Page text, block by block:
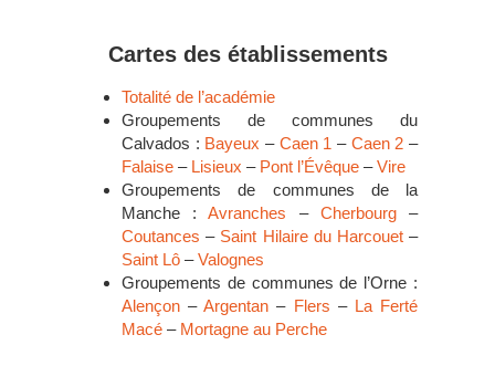
Cartes des établissements
Totalité de l’académie
Groupements de communes du
Calvados : Bayeux – Caen 1 – Caen 2 –
Falaise – Lisieux –Pont l’Évêque –Vire
Groupements de communes de la
Manche :Avranches – Cherbourg–
Coutances – Saint Hilaire du Harcouet–
Saint Lô –Valognes
Groupements de communes de l’Orne :
Alençon –Argentan – Flers – La Ferté
Macé – Mortagne au Perche